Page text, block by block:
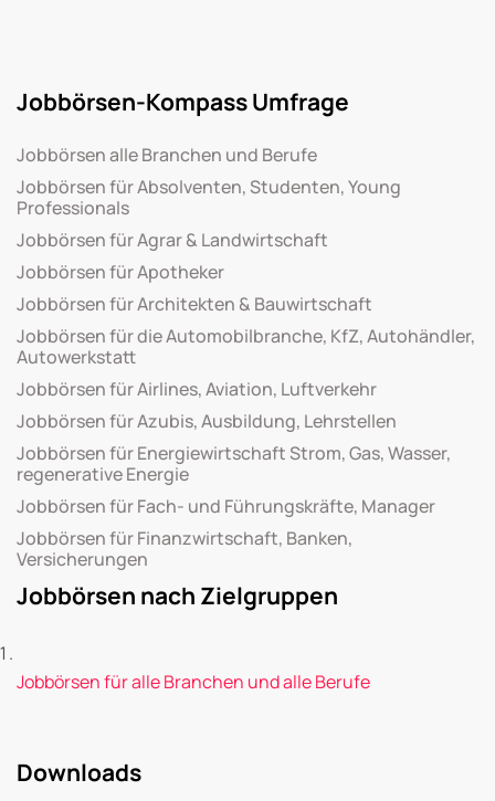
Jobbörsen-Kompass Umfrage
Jobbörsen alle Branchen und Berufe
Jobbörsen für Absolventen, Studenten, Young
Professionals
Jobbörsen für Agrar & Landwirtschaft
Jobbörsen für Apotheker
Jobbörsen für Architekten & Bauwirtschaft
Jobbörsen für die Automobilbranche, KfZ, Autohändler,
Autowerkstatt
Jobbörsen für Airlines, Aviation, Luftverkehr
Jobbörsen für Azubis, Ausbildung, Lehrstellen
Jobbörsen für Energiewirtschaft Strom, Gas, Wasser,
regenerative Energie
Jobbörsen für Fach- und Führungskräfte, Manager
Jobbörsen für Finanzwirtschaft, Banken,
Versicherungen
Jobbörsen nach Zielgruppen
Jobbörsen für alle Branchen und alle Berufe
Downloads